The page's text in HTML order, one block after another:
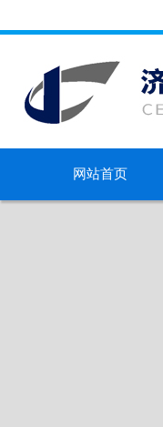
网站首页